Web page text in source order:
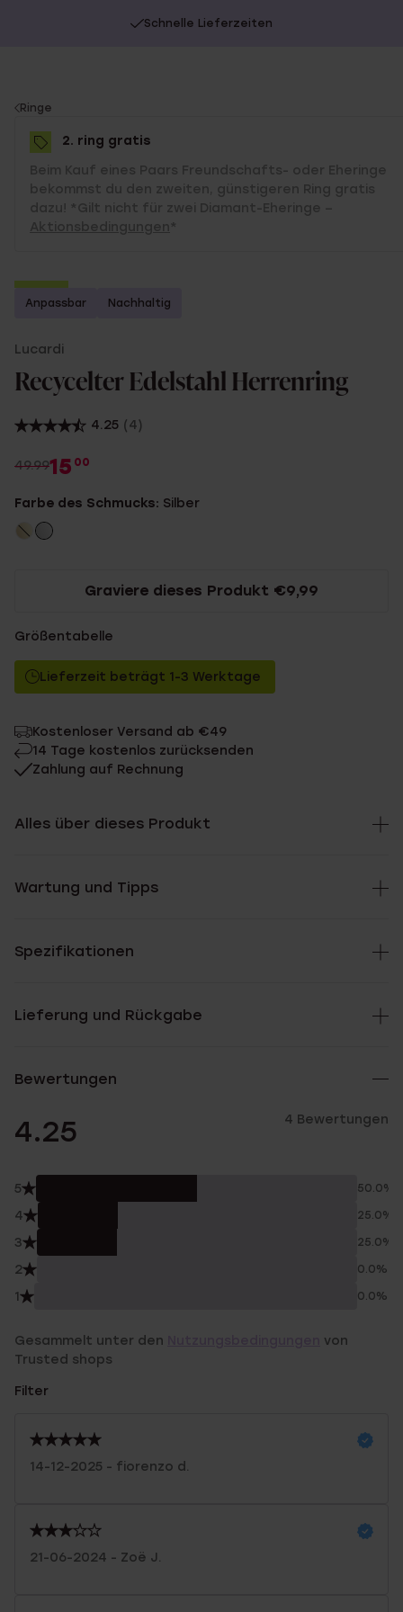
Schnelle Lieferzeiten
You
are
here:
Ringe
2. ring gratis
Beim Kauf eines Paars Freundschafts- oder Eheringe
bekommst du den zweiten, günstigeren Ring gratis
dazu! *Gilt nicht für zwei Diamant-Eheringe –
Aktionsbedingungen *
-70%
Anpassbar Nachhaltig
Lucardi
Recycelter Edelstahl Herrenring
4.25 (4)
49.9915 00
Farbe des Schmucks: Silber
Graviere dieses Produkt €9,99
Größentabelle
Lieferzeit beträgt 1-3 Werktage
Kostenloser Versand ab €49
14 Tage kostenlos zurücksenden
Zahlung auf Rechnung
Alles über dieses Produkt
Wartung und Tipps
Spezifikationen
Lieferung und Rückgabe
Bewertungen
4.25 4 Bewertungen
5 50.0%
4 25.0%
3 25.0%
2 0.0%
1 0.0%
Gesammelt unter den
von
Trusted shops
Filter
14-12-2025 - fiorenzo d.
21-06-2024 - Zoë J.